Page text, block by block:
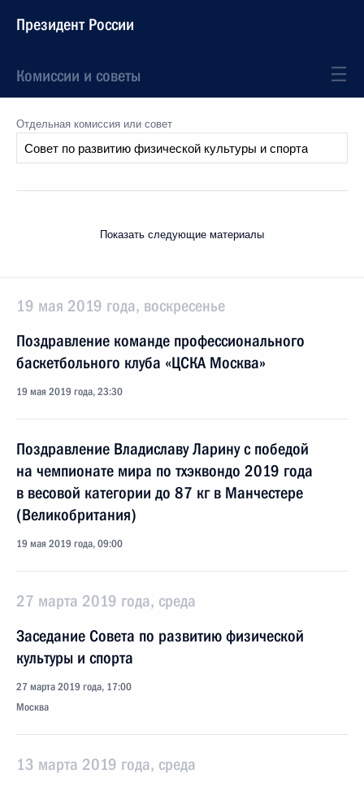
Президент России
Комиссии и советы
Отдельная комиссия или совет
Показать следующие материалы
19 мая 2019 года, воскресенье
Поздравление команде профессионального
баскетбольного клуба «ЦСКА Москва»
19 мая 2019 года, 23:30
Поздравление Владиславу Ларину с победой
на чемпионате мира по тхэквондо 2019 года
в весовой категории до 87 кг в Манчестере
(Великобритания)
19 мая 2019 года, 09:00
27 марта 2019 года, среда
Заседание Совета по развитию физической
культуры и спорта
27 марта 2019 года, 17:00
Москва
13 марта 2019 года, среда